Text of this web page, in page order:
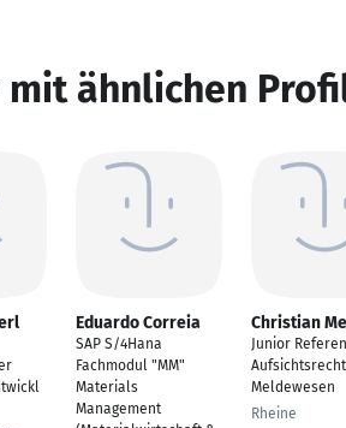
ähnlichen
Eduardo Correia
SAP S/4Hana
Fachmodul "MM"
Materials
Management
Christian
Junior
Meldewesen
Rheine